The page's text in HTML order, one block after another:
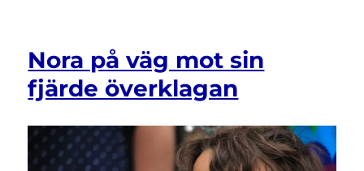
i
svensk
lagstiftning
Nora på väg mot sin
fjärde överklagan